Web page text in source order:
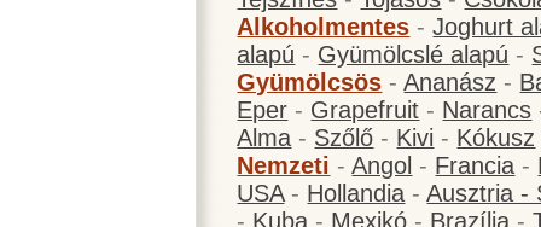
Alkoholmentes -Joghurt
alapú - Gyümölcslé alapú -
Gyümölcsös -Ananász -
Eper - Grapefruit - Narancs
Alma - Szőlő - Kivi - Kókusz
Nemzeti -Angol - Francia -
USA- Hollandia -Ausztria -
- Kuba - Mexikó - Brazília -